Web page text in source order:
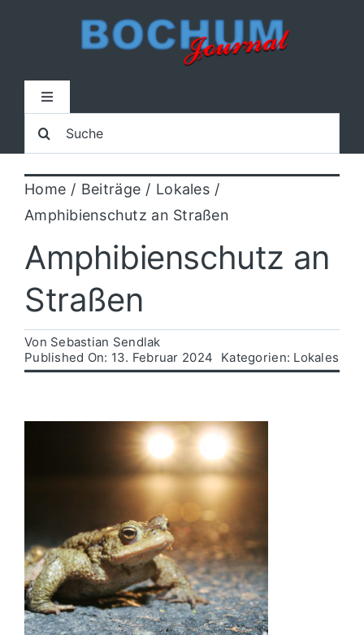
Toggle
Home
Lokal
Blaulicht
Sport
Kultur
Suche
nach:
Home Beiträge
Lokales
Amphibienschutz an Straßen
Amphibienschutz an
Straßen
Von Sebastian Sendlak
Published On: 13. Februar 2024
Kategorien: Lokales